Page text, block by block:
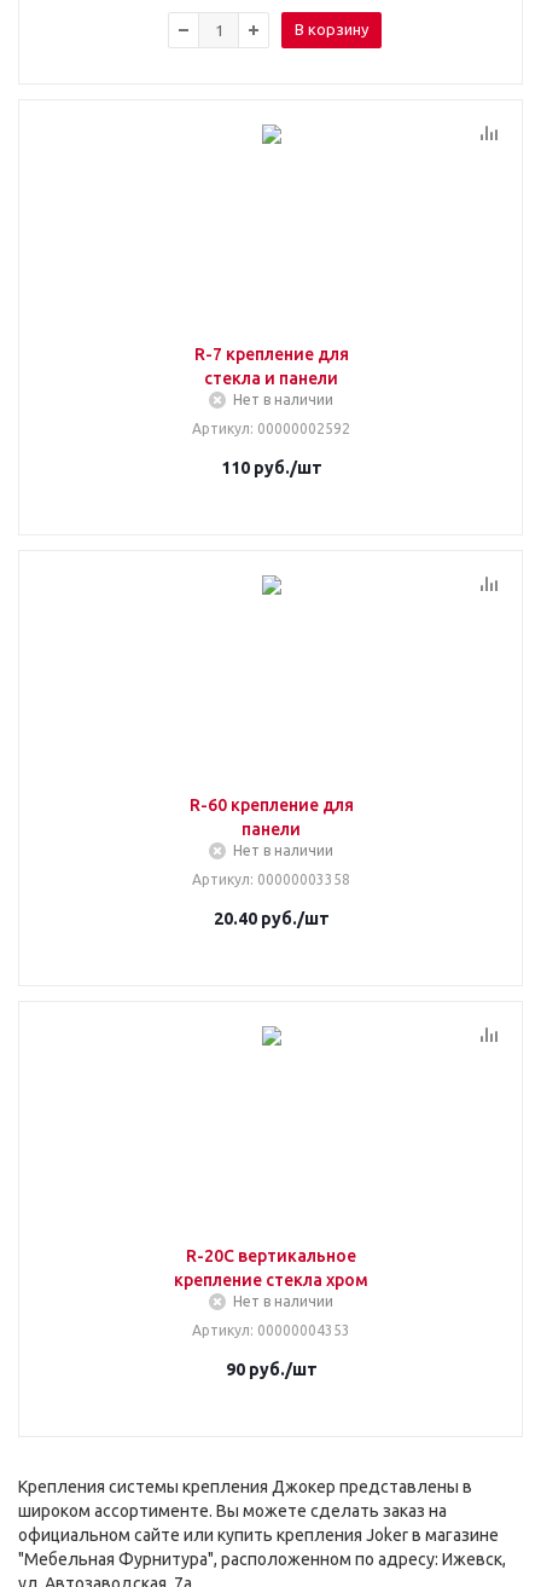
В корзину
R-7 крепление для
стекла и панели
Нет в наличии
Артикул: 00000002592
110руб./шт
R-60 крепление для
панели
Нет в наличии
Артикул: 00000003358
20.40руб./шт
R-20C вертикальное
крепление стекла хром
Нет в наличии
Артикул: 00000004353
90руб./шт
Крепления системы крепления Джокер представлены в
широком ассортименте. Вы можете сделать заказ на
официальном сайте или купить крепления Joker в магазине
"Мебельная Фурнитура", расположенном по адресу: Ижевск,